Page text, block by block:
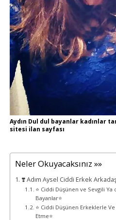
Aydın Dul dul bayanlar kadınlar
sitesi ilan sayfası
Neler Okuyacaksınız »»
❣️ Adım Aysel Ciddi Erkek
⭐ Ciddi Düşünen ve Sevgili
Bayanlar⭐
⭐ Ciddi Düşünen Erkeklerle
Etme⭐